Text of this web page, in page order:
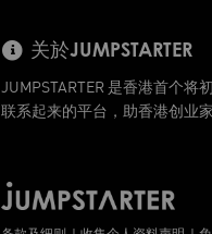
关於JUMPSTARTER
JUMPSTARTER 是香港首个将
联系起来的平台，助香港创业